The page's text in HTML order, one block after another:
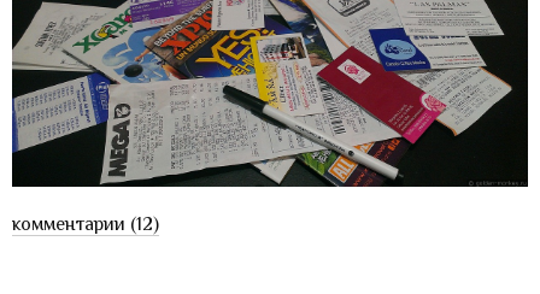
комментарии (12)